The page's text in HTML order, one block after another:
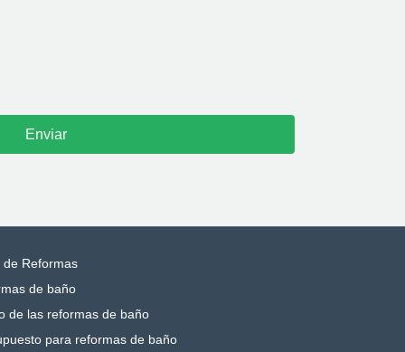
de Reformas
de baño
de las reformas de baño
para reformas de baño